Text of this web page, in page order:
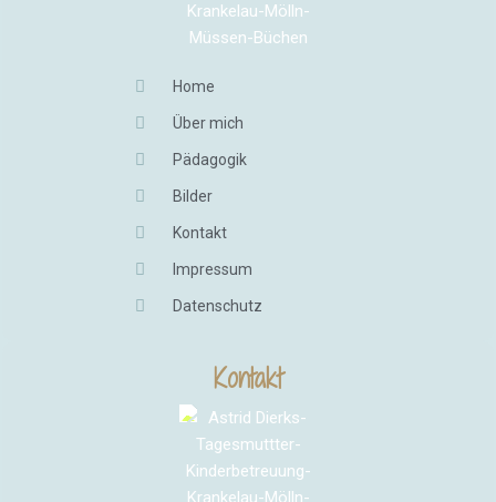
Home
Über mich
Pädagogik
Bilder
Kontakt
Impressum
Datenschutz
Kontakt